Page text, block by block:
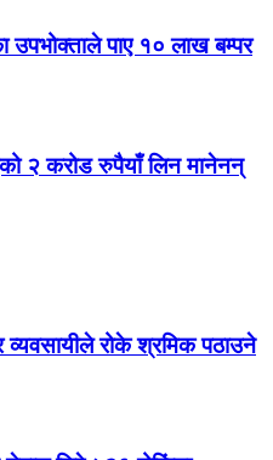
उपभोक्ताले पाए १० लाख बम्पर
२ करोड रुपैयाँ लिन मानेनन्
रोके श्रमिक पठाउने